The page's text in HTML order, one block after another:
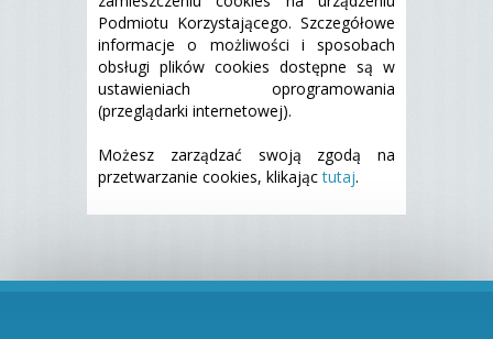
Podmiotu Korzystającego. Szczegółowe
informacje o możliwości i sposobach
obsługi plików cookies dostępne są w
ustawieniach oprogramowania
(przeglądarki internetowej).
Możesz zarządzać swoją zgodą na
przetwarzanie cookies, klikająctutaj.